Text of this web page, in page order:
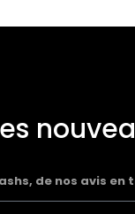
de nos avis